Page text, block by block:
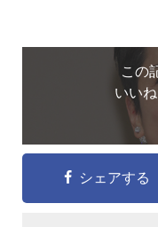
この
いい
シェアする